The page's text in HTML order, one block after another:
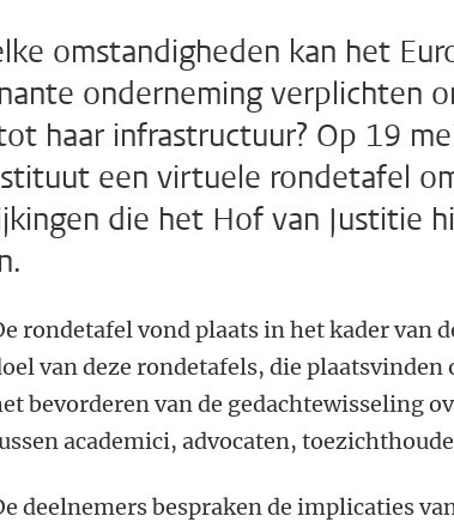
omstandigheden kan het
onderneming verplichten
haar infrastructuur? Op 19
een virtuele rondetafel
die het Hof van Justitie
rondetafel vond plaats in het kader van
van deze rondetafels, die plaatsvinden
bevorderen van de gedachtewisseling
academici, advocaten,
deelnemers bespraken de implicaties